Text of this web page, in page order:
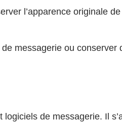
l’apparence originale de
messagerie ou conserver
de messagerie. Il